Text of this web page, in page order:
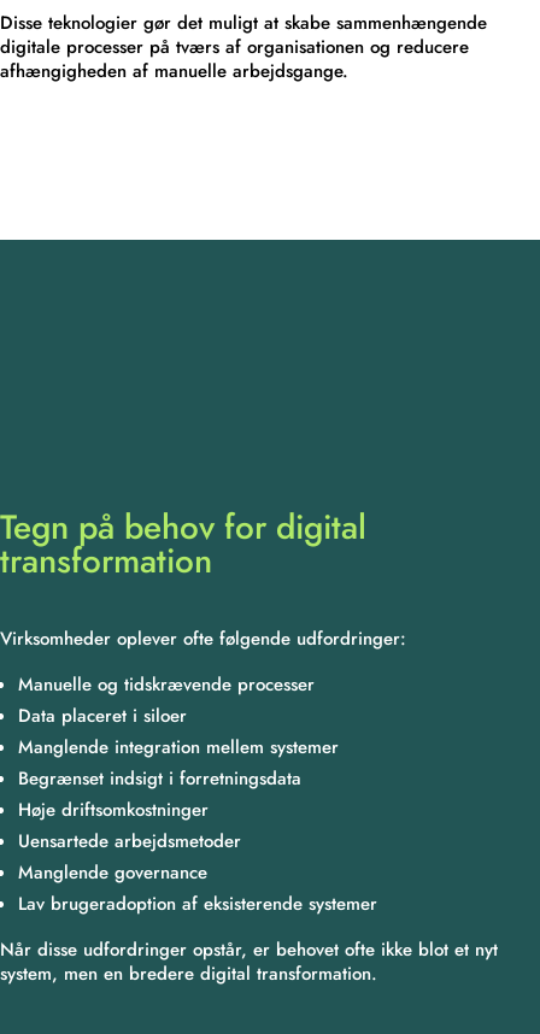
Disse teknologier gør det muligt at skabe sammenhængende
digitale processer på tværs af organisationen og reducere
afhængigheden af manuelle arbejdsgange.
Tegn på behov for digital
transformation
Virksomheder oplever ofte følgende udfordringer:
Manuelle og tidskrævende processer
Data placeret i siloer
Manglende integration mellem systemer
Begrænset indsigt i forretningsdata
Høje driftsomkostninger
Uensartede arbejdsmetoder
Manglende governance
Lav brugeradoption af eksisterende systemer
Når disse udfordringer opstår, er behovet ofte ikke blot et nyt
system, men en bredere digital transformation.